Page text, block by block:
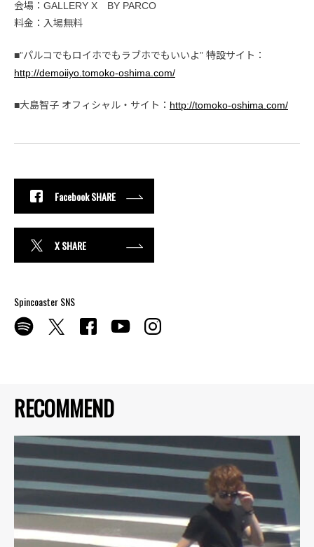
RECOMMEND
会場：GALLERY X BY PARCO
料金：入場無料
■”パルコでもロイホでもラブホでもいいよ” 特設サイト：
http://demoiiyo.tomoko-oshima.com/
■大島智子 オフィシャル・サイト： http://tomoko-oshima.com/
Facebook SHARE
X SHARE
Spincoaster SNS